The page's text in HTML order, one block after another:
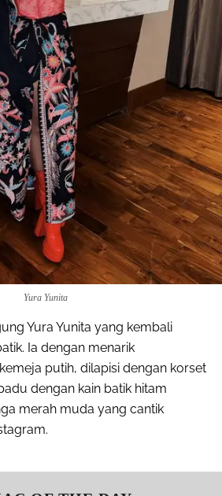
Yura Yunita
Yura Yunita yang kembali
Ia dengan menarik
putih, dilapisi dengan korset
dengan kain batik hitam
merah muda yang cantik